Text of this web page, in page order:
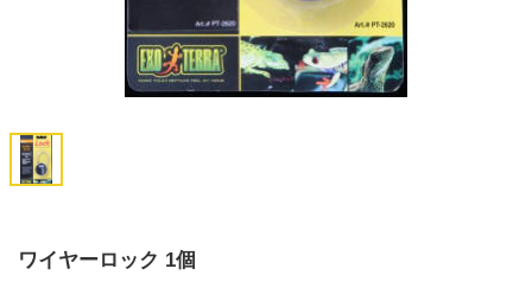
ワイヤーロック 1個